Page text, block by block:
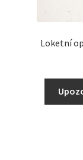
Loketní